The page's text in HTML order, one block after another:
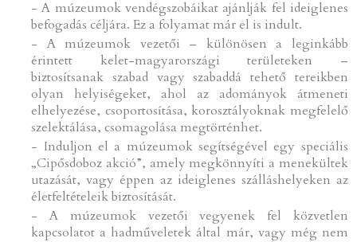
- A múzeumok vendégszobáikat ajánlják fel ideiglenes
befogadás céljára. Ez a folyamat már el is indult.
- A múzeumok vezetői – különösen a leginkább
érintett kelet-magyarországi területeken –
biztosítsanak szabad vagy szabaddá tehető tereikben
olyan helyiségeket, ahol az adományok átmeneti
elhelyezése, csoportosítása, korosztályoknak megfelelő
szelektálása, csomagolása megtörténhet.
- Induljon el a múzeumok segítségével egy speciális
„Cipősdoboz akció”, amely megkönnyíti a menekültek
utazását, vagy éppen az ideiglenes szálláshelyeken az
életfeltételeik biztosítását.
- A múzeumok vezetői vegyenek fel közvetlen
kapcsolatot a hadműveletek által már, vagy még nem